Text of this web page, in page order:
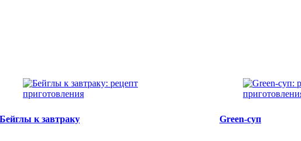
Бейглы к завтраку Green-суп